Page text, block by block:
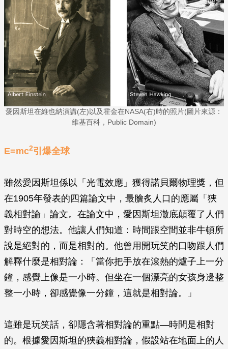
愛因斯坦在維也納演講(左)以及霍金在NASA(右)時的照片(圖片來源：
維基百科，Public Domain)
E=mc2引爆全球
雖然愛因斯坦係以「光電效應」獲得諾貝爾物理獎，但
在1905年發表的四篇論文中，最膾炙人口的應屬「狹
義相對論」論文。在論文中，愛因斯坦澈底顛覆了人們
對時空的想法。他讓人們知道：時間跟空間並非牛頓所
說是絕對的，而是相對的。他曾用開玩笑的口吻跟人們
解釋什麼是相對論：「當你把手放在滾熱的爐子上一分
鐘，感覺上像是一小時。但坐在一個漂亮的女孩身邊整
整一小時，卻感覺像一分鐘，這就是相對論。」
這雖是玩笑話，卻隱含著相對論的重點—時間是相對
的。根據愛因斯坦的狹義相對論，假設站在地面上的人